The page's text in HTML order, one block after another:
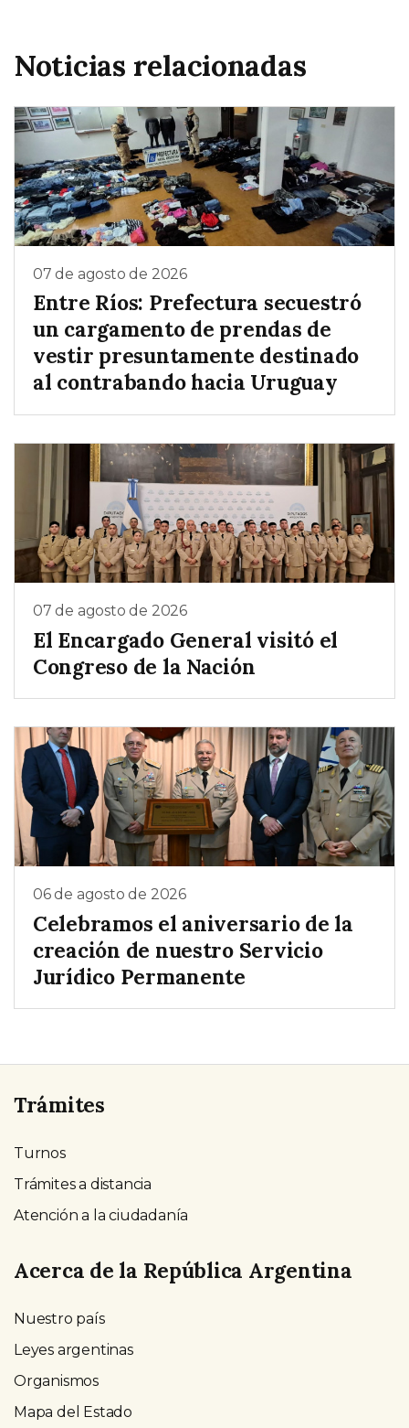
Noticias relacionadas
07 de agosto de 2026
Entre Ríos: Prefectura secuestró
un cargamento de prendas de
vestir presuntamente destinado
al contrabando hacia Uruguay
07 de agosto de 2026
El Encargado General visitó el
Congreso de la Nación
06 de agosto de 2026
Celebramos el aniversario de la
creación de nuestro Servicio
Jurídico Permanente
Trámites
Turnos
Trámites a distancia
Atención a la ciudadanía
Acerca de la República Argentina
Nuestro país
Leyes argentinas
Organismos
Mapa del Estado